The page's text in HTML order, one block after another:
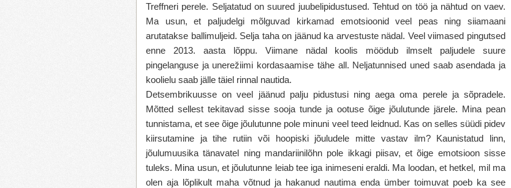
Treffneri perele. Seljatatud on suured juubelipidustused. Tehtud on töö ja nähtud on vaev.
Ma usun, et paljudelgi mõlguvad kirkamad emotsioonid veel peas ning siiamaani
arutatakse ballimuljeid. Selja taha on jäänud ka arvestuste nädal. Veel viimased pingutsed
enne 2013. aasta lõppu. Viimane nädal koolis möödub ilmselt paljudele suure
pingelanguse ja unerežiimi kordasaamise tähe all. Neljatunnised uned saab asendada ja
koolielu saab jälle täiel rinnal nautida.
Detsembrikuusse on veel jäänud palju pidustusi ning aega oma perele ja sõpradele.
Mõtted sellest tekitavad sisse sooja tunde ja ootuse õige jõulutunde järele. Mina pean
tunnistama, et see õige jõulutunne pole minuni veel teed leidnud. Kas on selles süüdi pidev
kiirsutamine ja tihe rutiin või hoopiski jõuludele mitte vastav ilm? Kaunistatud linn,
jõulumuusika tänavatel ning mandariinilõhn pole ikkagi piisav, et õige emotsioon sisse
tuleks. Mina usun, et jõulutunne leiab tee iga inimeseni eraldi. Ma loodan, et hetkel, mil ma
olen aja lõplikult maha võtnud ja hakanud nautima enda ümber toimuvat poeb ka see